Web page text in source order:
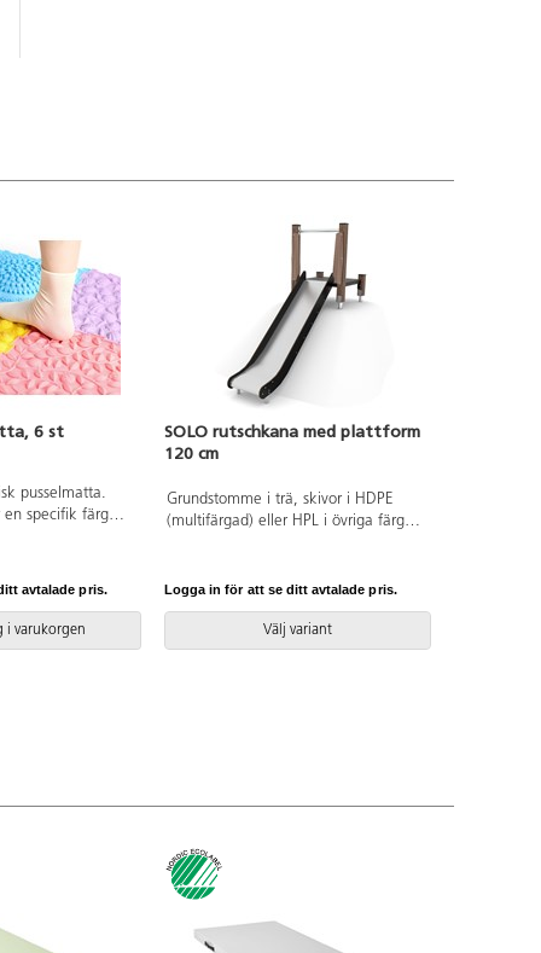
6 st
pusselmatta.
en specifik färg
avtalade pris.
i varukorgen
SOLO rutschkana med plattform
120 cm
Grundstomme i trä, skivor i HDPE
(multifärgad) eller HPL i övriga färger.
Den senaste versionen finns att tillgå
på begäran. Leverantörens
artikelnummer SOLO WD1442
Inkluderar markförankring K1.
Logga in för att se ditt avtalade pris.
Välj variant